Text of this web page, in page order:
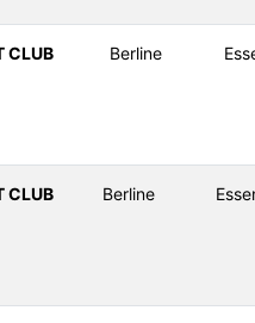
CLUB
Berline
CLUB
Berline